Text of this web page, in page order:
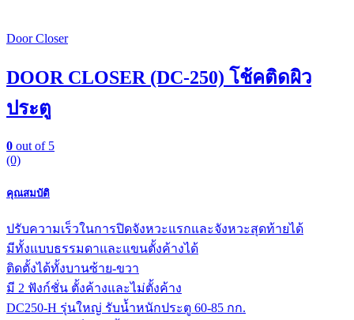
Door Closer
DOOR CLOSER (DC-250) โช้คติดผิว
ประตู
0 out of 5
(0)
คุณสมบัติ
ปรับความเร็วในการปิดจังหวะแรกและจังหวะสุดท้ายได้
มีทั้งแบบธรรมดาและแขนตั้งค้างได้
ติดตั้งได้ทั้งบานซ้าย-ขวา
มี 2 ฟังก์ชั่น ตั้งค้างและไม่ตั้งค้าง
DC250-H รุ่นใหญ่ รับน้ำหนักประตู 60-85 กก.